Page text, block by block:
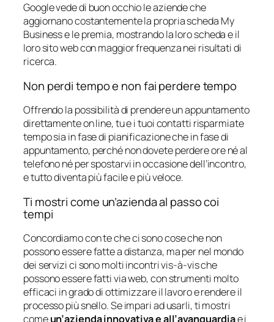
Google vede di buon occhio le aziende che
aggiornano costantemente la propria scheda My
Business e le premia, mostrando la loro scheda e il
loro sito web con maggior frequenza nei risultati di
ricerca.
Non perdi tempo e non fai perdere tempo
Offrendo la possibilità di prendere un appuntamento
direttamente on line, tu e i tuoi contatti risparmiate
tempo sia in fase di pianificazione che in fase di
appuntamento, perché non dovete perdere ore né al
telefono né per spostarvi in occasione dell’incontro,
e tutto diventa più facile e più veloce.
Ti mostri come un’azienda al passo coi
tempi
Concordiamo con te che ci sono cose che non
possono essere fatte a distanza, ma per nel mondo
dei servizi ci sono molti incontri vis-à-vis che
possono essere fatti via web, con strumenti molto
efficaci in grado di ottimizzare il lavoro e rendere il
processo più snello. Se impari ad usarli, ti mostri
comeun’azienda innovativa e all’avanguardiae i